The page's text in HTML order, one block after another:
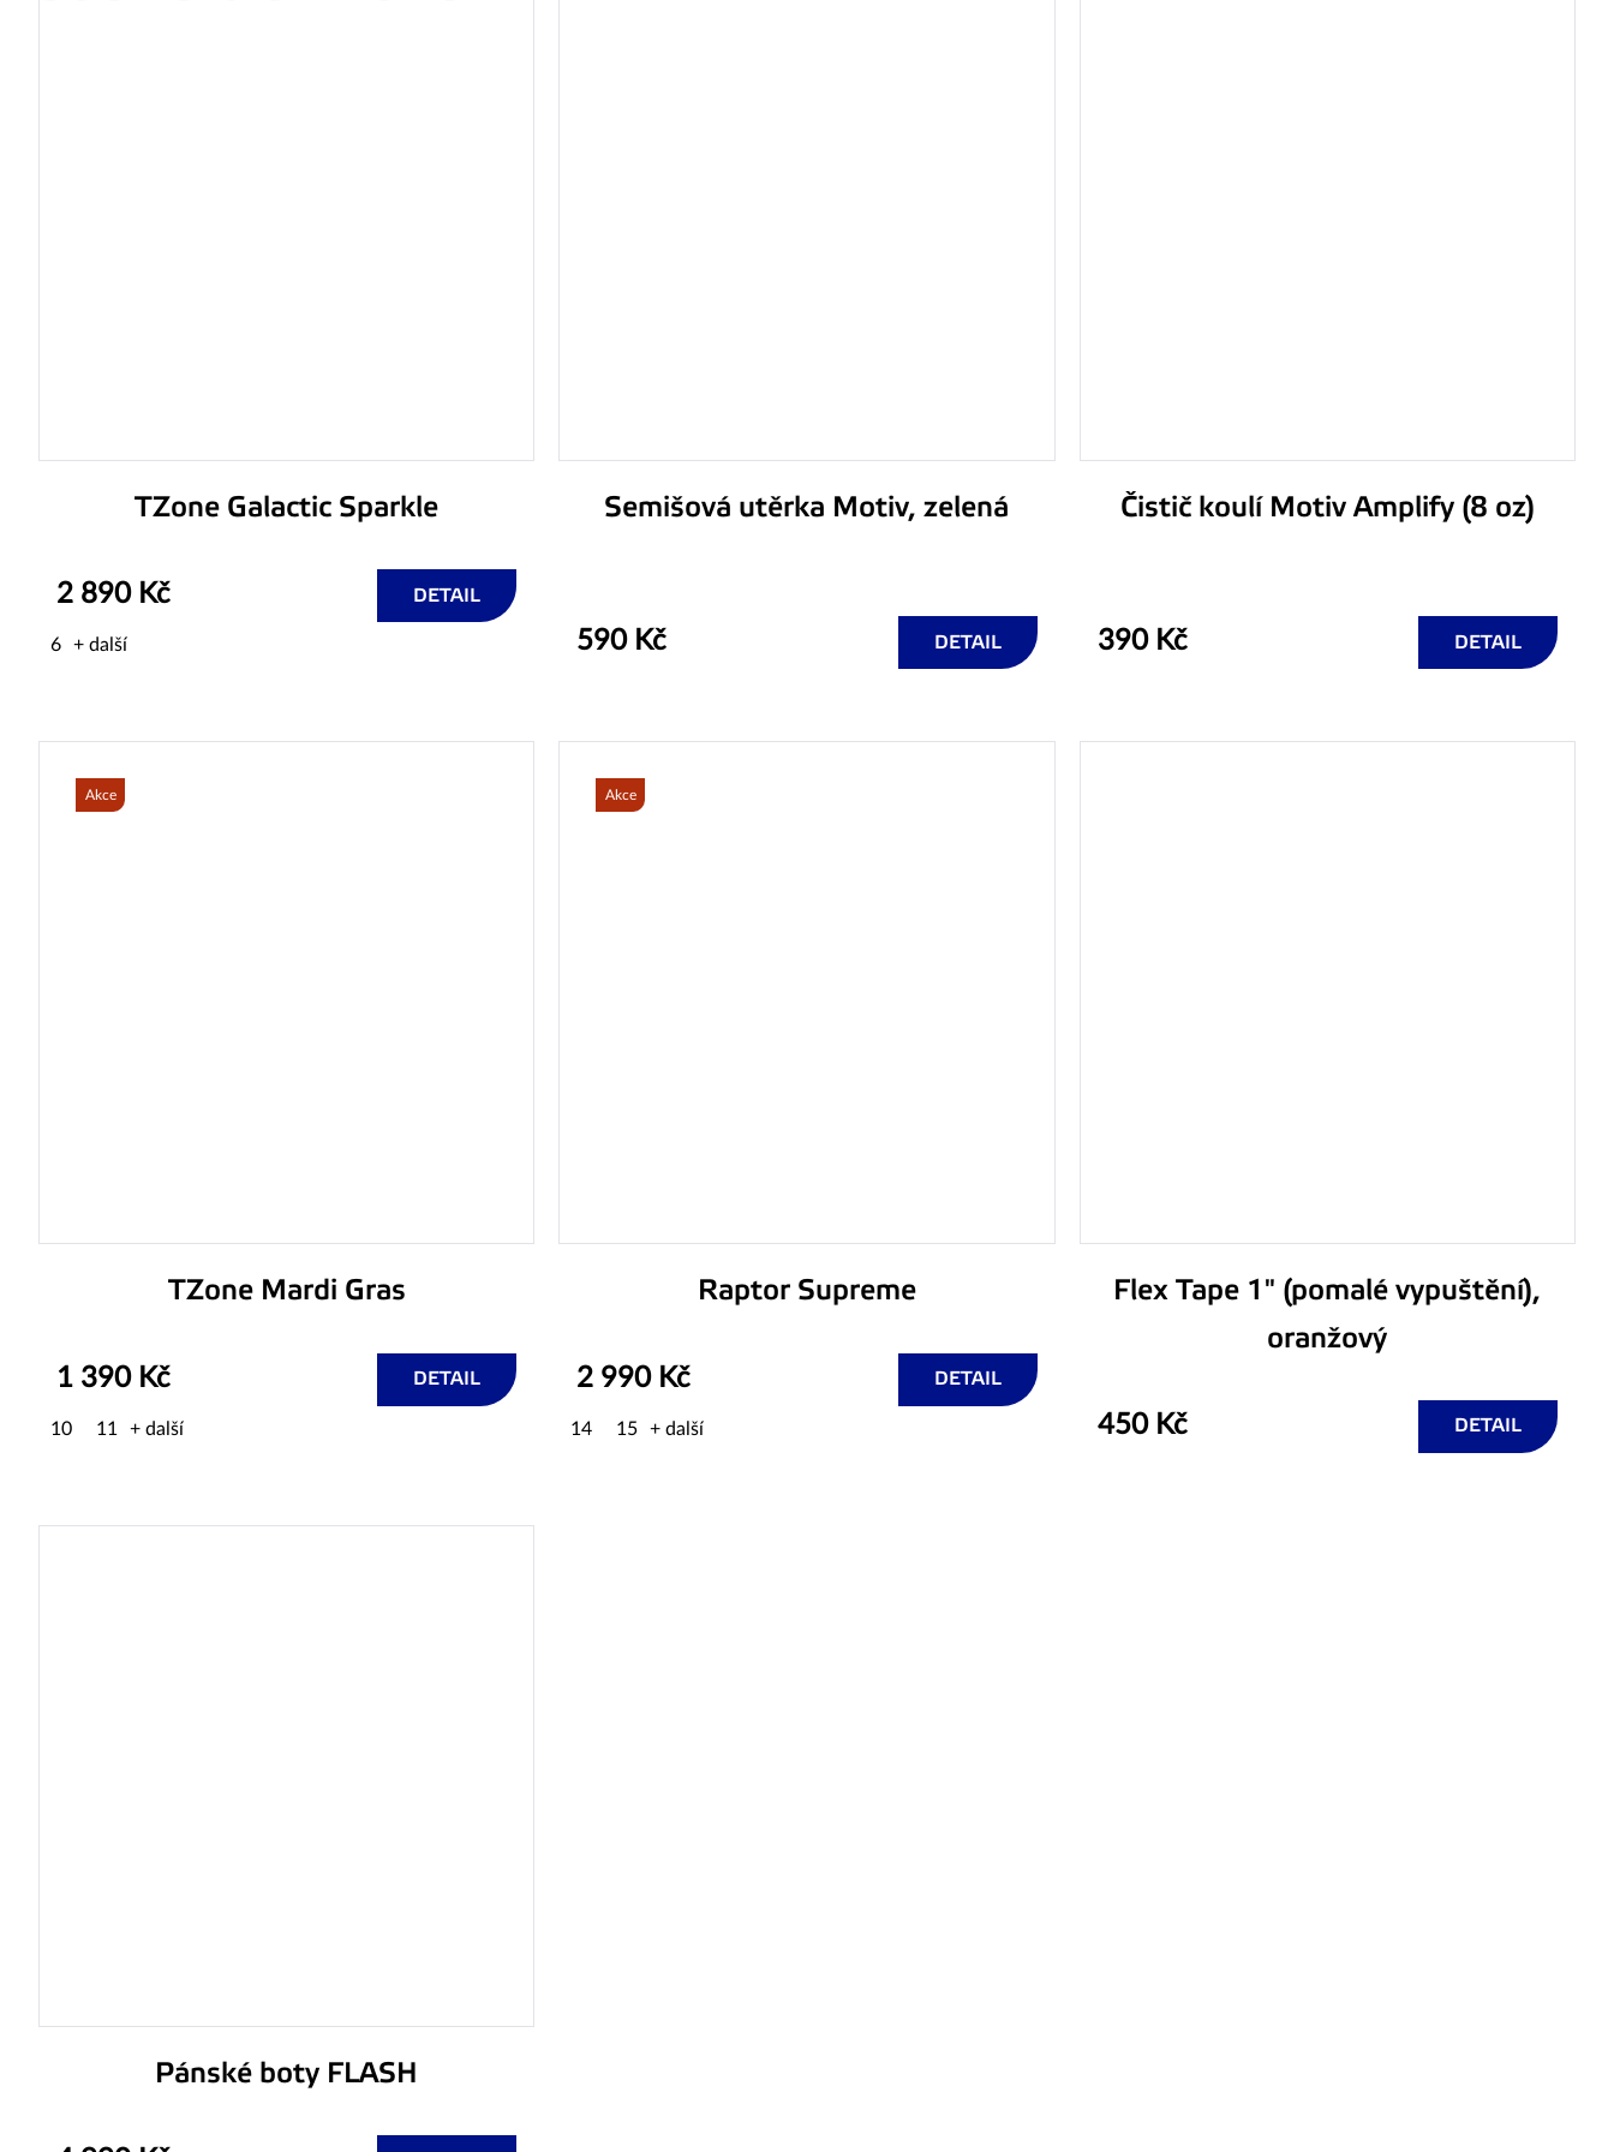
TZone Galactic Sparkle
2 890 Kč DETAIL
6 + další
Semišová utěrka Motiv, zelená
590 Kč DETAIL
Čistič koulí Motiv Amplify (8 oz)
390 Kč DETAIL
Akce
TZone Mardi Gras
1 390 Kč DETAIL
10 11 + další
Akce
Raptor Supreme
2 990 Kč DETAIL
14 15 + další
Flex Tape 1" (pomalé vypuštění),
oranžový
450 Kč DETAIL
Pánské boty FLASH